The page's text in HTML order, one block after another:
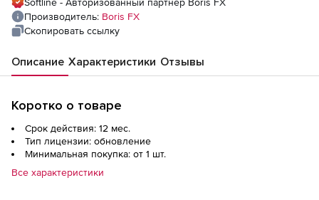
Производитель: Boris FX
Скопировать ссылку
Описание Характеристики Отзывы
Коротко о товаре
Срок действия: 12 мес.
Тип лицензии: обновление
Минимальная покупка: от 1 шт.
Все характеристики